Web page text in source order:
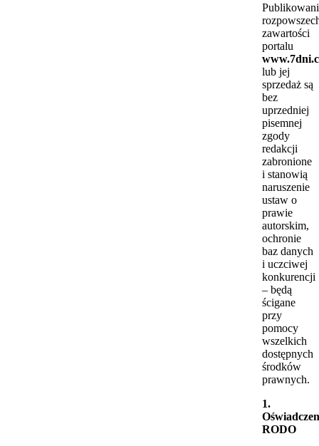
zawartości
portalu
lub jej
sprzedaż są
bez
uprzedniej
pisemnej
zgody
redakcji
zabronione
i stanowią
naruszenie
ustaw o
prawie
autorskim,
ochronie
baz danych
i uczciwej
konkurencji
– będą
ścigane
przy
pomocy
wszelkich
dostępnych
środków
prawnych.
1.
RODO